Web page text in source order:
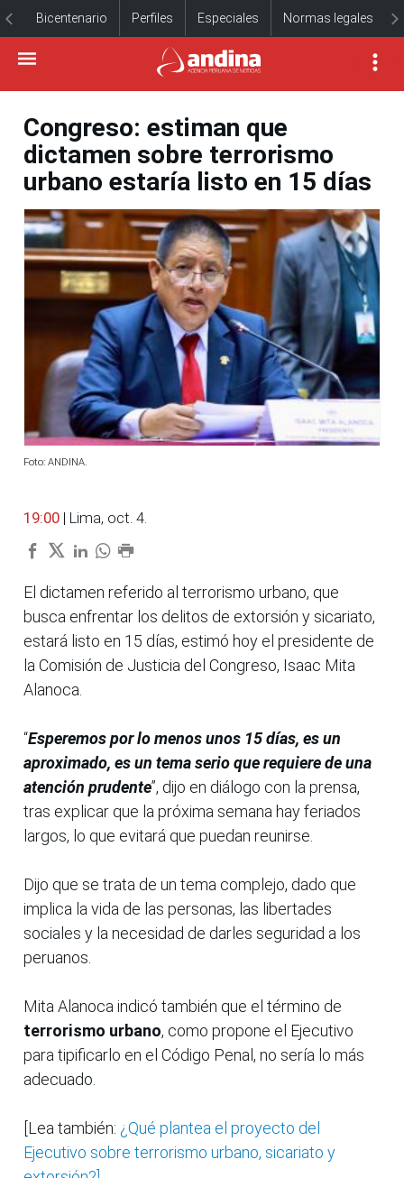
Bicentenario Perfiles Especiales Normas legales
Congreso: estiman que
dictamen sobre terrorismo
urbano estaría listo en 15 días
Foto: ANDINA.
19:00 | Lima, oct. 4.
El dictamen referido al terrorismo urbano, que
busca enfrentar los delitos de extorsión y sicariato,
estará listo en 15 días, estimó hoy el presidente de
la Comisión de Justicia del Congreso, Isaac Mita
Alanoca.
“Esperemos por lo menos unos 15 días, es un
aproximado, es un tema serio que requiere de una
atención prudente”, dijo en diálogo con la prensa,
tras explicar que la próxima semana hay feriados
largos, lo que evitará que puedan reunirse.
Dijo que se trata de un tema complejo, dado que
implica la vida de las personas, las libertades
sociales y la necesidad de darles seguridad a los
peruanos.
Mita Alanoca indicó también que el término de
terrorismo urbano, como propone el Ejecutivo
para tipificarlo en el Código Penal, no sería lo más
adecuado.
[Lea también: ¿Qué plantea el proyecto del
Ejecutivo sobre terrorismo urbano, sicariato y